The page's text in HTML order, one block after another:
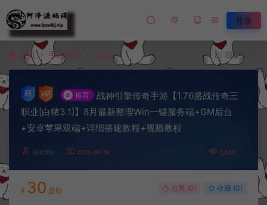
登录
首页 手游资源 正文 我要投稿
# 推荐
战神引擎传奇手游【1.76盛战传奇三
职业[白猪3.1]】8月最新整理Win一键服务端+GM后台
+安卓苹果双端+详细搭建教程+视频教程
冷雨泽ღ 2025-08-18 2,828
¥ 30 星钻 点赞 (0) 收藏 (0)